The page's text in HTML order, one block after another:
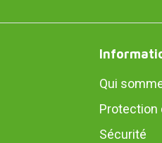
Qui
Protection
Sécurité